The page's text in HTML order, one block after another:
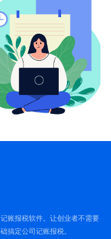
账报税软件。让创业者不需要
搞定公司记账报税。